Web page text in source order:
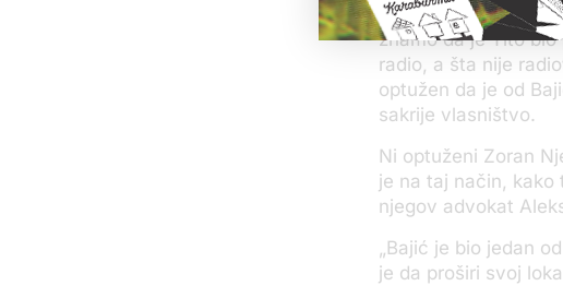
„Tužilac to
znamo da je Tito
radio, a šta nije
optužen da je od
sakrije vlasništvo.
Ni optuženi Zoran
je na taj način,
njegov advokat
„Bajić je bio jedan
je da proširi svoj